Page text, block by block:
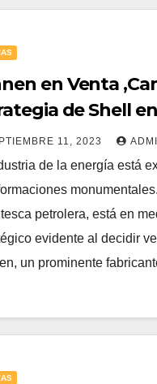
en Venta
de Shell
11, 2023
de la energía está
petrolera, está en
evidente al decidir
un prominente